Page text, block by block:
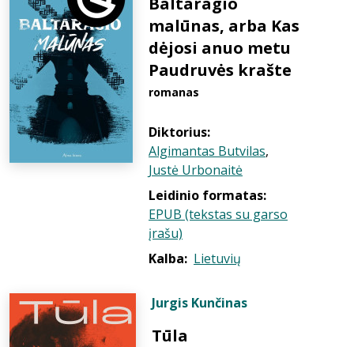
malūnas, arba Kas
dėjosi anuo metu
Paudruvės krašte
romanas
Diktorius:
Algimantas Butvilas,
Justė Urbonaitė
Leidinio formatas:
EPUB (tekstas su garso
įrašu)
Kalba: Lietuvių
Jurgis Kunčinas
Tūla